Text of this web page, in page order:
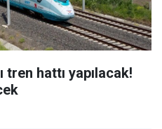
tren hattı yapılacak!